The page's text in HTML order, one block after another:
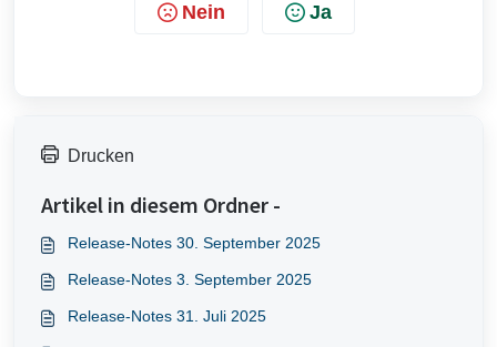
Nein Ja
Drucken
Artikel in diesem Ordner -
Release-Notes 30. September 2025
Release-Notes 3. September 2025
Release-Notes 31. Juli 2025